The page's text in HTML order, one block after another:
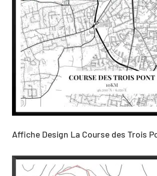
Affiche Design La Course des Trois